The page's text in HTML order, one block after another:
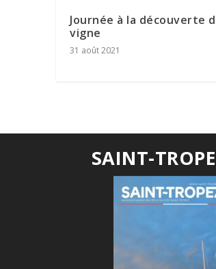
Journée à la découverte
vigne
31 août 2021
SAINT-